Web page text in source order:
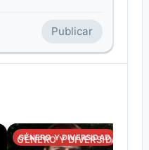
Publicar
GÉNERO Y DIVERSIDAD
GÉNERO Y DIVERSIDAD